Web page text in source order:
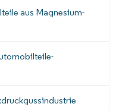
aus Magnesium-